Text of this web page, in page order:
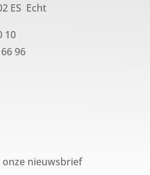
ES Echt
10
96
nieuwsbrief